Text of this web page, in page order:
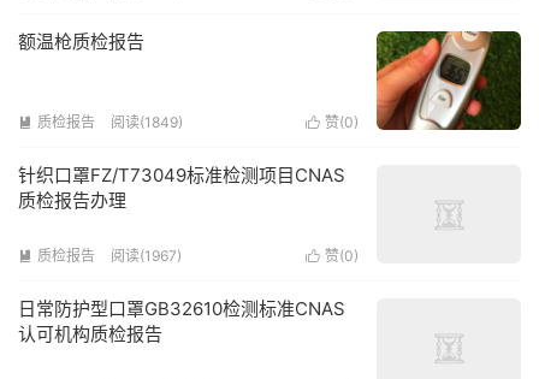
额温枪质检报告
 赞(0)
 质检报告 阅读(1849)
针织口罩FZ/T73049标准检测项目CNAS
质检报告办理
 赞(0)
 质检报告 阅读(1967)
日常防护型口罩GB32610检测标准CNAS
认可机构质检报告